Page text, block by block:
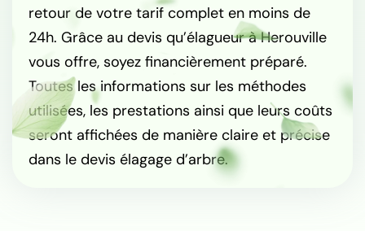
retour de votre tarif complet en moins de
24h. Grâce au devis qu’élagueur à Herouville
vous offre, soyez financièrement préparé.
Toutes les informations sur les méthodes
utilisées, les prestations ainsi que leurs coûts
seront affichées de manière claire et précise
dans le devis élagage d’arbre.